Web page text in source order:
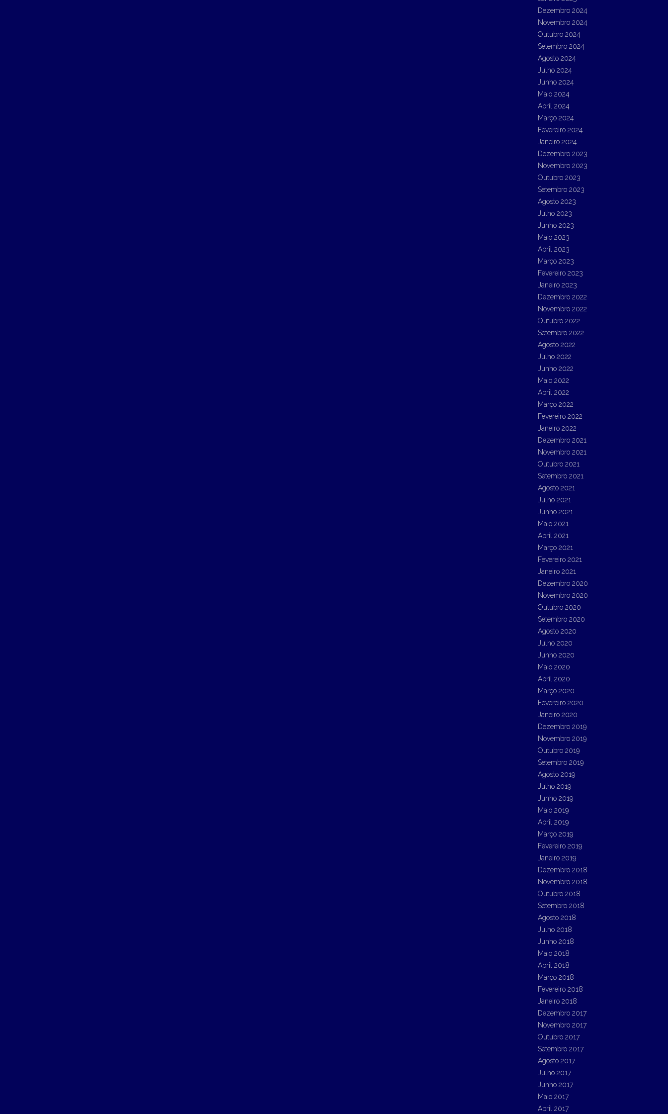
Dezembro 2024
Novembro 2024
Outubro 2024
Setembro 2024
Agosto 2024
Julho 2024
Junho 2024
Maio 2024
Abril 2024
Março 2024
Fevereiro 2024
Janeiro 2024
Dezembro 2023
Novembro 2023
Outubro 2023
Setembro 2023
Agosto 2023
Julho 2023
Junho 2023
Maio 2023
Abril 2023
Março 2023
Fevereiro 2023
Janeiro 2023
Dezembro 2022
Novembro 2022
Outubro 2022
Setembro 2022
Agosto 2022
Julho 2022
Junho 2022
Maio 2022
Abril 2022
Março 2022
Fevereiro 2022
Janeiro 2022
Dezembro 2021
Novembro 2021
Outubro 2021
Setembro 2021
Agosto 2021
Julho 2021
Junho 2021
Maio 2021
Abril 2021
Março 2021
Fevereiro 2021
Janeiro 2021
Dezembro 2020
Novembro 2020
Outubro 2020
Setembro 2020
Agosto 2020
Julho 2020
Junho 2020
Maio 2020
Abril 2020
Março 2020
Fevereiro 2020
Janeiro 2020
Dezembro 2019
Novembro 2019
Outubro 2019
Setembro 2019
Agosto 2019
Julho 2019
Junho 2019
Maio 2019
Abril 2019
Março 2019
Fevereiro 2019
Janeiro 2019
Dezembro 2018
Novembro 2018
Outubro 2018
Setembro 2018
Agosto 2018
Julho 2018
Junho 2018
Maio 2018
Abril 2018
Março 2018
Fevereiro 2018
Janeiro 2018
Dezembro 2017
Novembro 2017
Outubro 2017
Setembro 2017
Agosto 2017
Julho 2017
Junho 2017
Maio 2017
Abril 2017